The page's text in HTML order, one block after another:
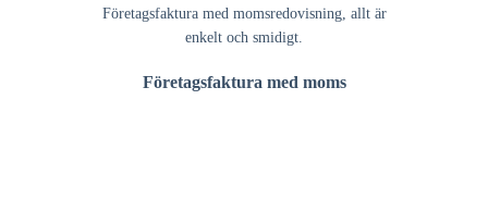
Företagsfaktura med momsredovisning, allt är
enkelt och smidigt.
Företagsfaktura med moms